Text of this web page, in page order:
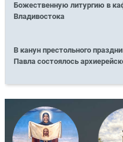
Божественную литургию в
Владивостока
В канун престольного
Павла состоялось